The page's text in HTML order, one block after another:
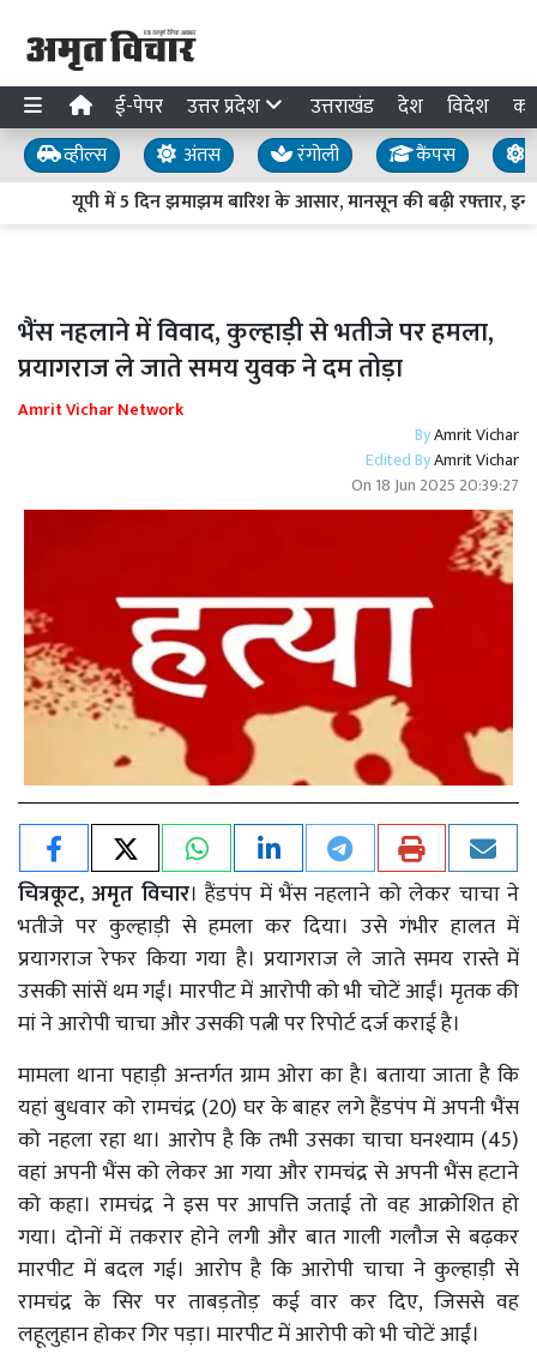
ई-पेपर उत्तर प्रदेश उत्तराखंड देश विदेश
व्हील्स अंतस रंगोली कैंपस
यूपी में 5 दिन झमाझम बारिश के आसार, मानसून की बढ़ी रफ्तार, इन
भैंस नहलाने में विवाद, कुल्हाड़ी से भतीजे पर हमला,
प्रयागराज ले जाते समय युवक ने दम तोड़ा
Amrit Vichar Network
ByAmrit Vichar
Edited ByAmrit Vichar
On 18 Jun 2025 20:39:27
चित्रकूट, अमृत विचार। हैंडपंप में भैंस नहलाने को लेकर चाचा ने
भतीजे पर कुल्हाड़ी से हमला कर दिया। उसे गंभीर हालत में
प्रयागराज रेफर किया गया है। प्रयागराज ले जाते समय रास्ते में
उसकी सांसें थम गईं। मारपीट में आरोपी को भी चोटें आईं। मृतक की
मां ने आरोपी चाचा और उसकी पत्नी पर रिपोर्ट दर्ज कराई है।
मामला थाना पहाड़ी अन्तर्गत ग्राम ओरा का है। बताया जाता है कि
यहां बुधवार को रामचंद्र (20) घर के बाहर लगे हैंडपंप में अपनी भैंस
को नहला रहा था। आरोप है कि तभी उसका चाचा घनश्याम (45)
वहां अपनी भैंस को लेकर आ गया और रामचंद्र से अपनी भैंस हटाने
को कहा। रामचंद्र ने इस पर आपत्ति जताई तो वह आक्रोशित हो
गया। दोनों में तकरार होने लगी और बात गाली गलौज से बढ़कर
मारपीट में बदल गई। आरोप है कि आरोपी चाचा ने कुल्हाड़ी से
रामचंद्र के सिर पर ताबड़तोड़ कई वार कर दिए, जिससे वह
लहूलुहान होकर गिर पड़ा। मारपीट में आरोपी को भी चोटें आईं।